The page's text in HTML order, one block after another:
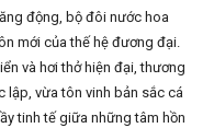
động, bộ đôi nước hoa
mới của thế hệ đương đại.
và hơi thở hiện đại, thương
lập, vừa tôn vinh bản sắc cá
tinh tế giữa những tâm hồn